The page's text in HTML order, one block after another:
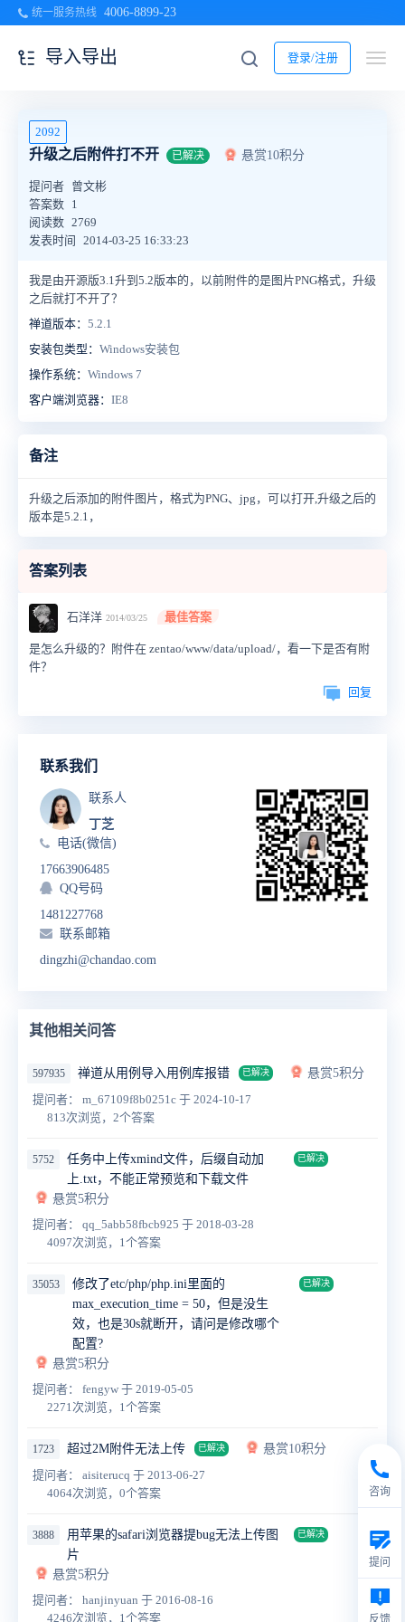
统一服务热线 4006-8899-23
登录/注册
导入导出
2092
升级之后附件打不开 已解决 悬赏10积分
提问者 曾文彬
答案数 1
阅读数 2769
发表时间
2014-03-25 16:33:23
我是由开源版3.1升到5.2版本的，以前附件的是图片PNG格式，升级
之后就打不开了？
禅道版本： 5.2.1
安装包类型： Windows安装包
操作系统： Windows 7
客户端浏览器： IE8
备注
升级之后添加的附件图片，格式为PNG、jpg，可以打开,升级之后的
版本是5.2.1，
答案列表
石洋洋 2014/03/25 最佳答案
是怎么升级的？附件在 zentao/www/data/upload/，看一下是否有附
件？
回复
联系我们
联系人
丁芝
电话(微信)
17663906485
QQ号码
1481227768
联系邮箱
dingzhi@chandao.com
其他相关问答
597935 禅道从用例导入用例库报错 已解决
悬赏5积分
提问者： m_67109f8b0251c 于 2024-10-17
813次浏览，2个答案
5752
任务中上传xmind文件，后缀自动加
上.txt，不能正常预览和下载文件
已解决
悬赏5积分
提问者： qq_5abb58fbcb925 于 2018-03-28
4097次浏览，1个答案
35053
修改了etc/php/php.ini里面的
max_execution_time = 50，但是没生
效，也是30s就断开，请问是修改哪个
配置?
已解决
悬赏5积分
提问者： fengyw 于 2019-05-05
2271次浏览，1个答案
1723 超过2M附件无法上传 已解决
悬赏10积分
提问者： aisiterucq 于 2013-06-27
4064次浏览，0个答案
3888
用苹果的safari浏览器提bug无法上传图
片
已解决
悬赏5积分
提问者： hanjinyuan 于 2016-08-16
4246次浏览，1个答案
咨询
提问
反馈